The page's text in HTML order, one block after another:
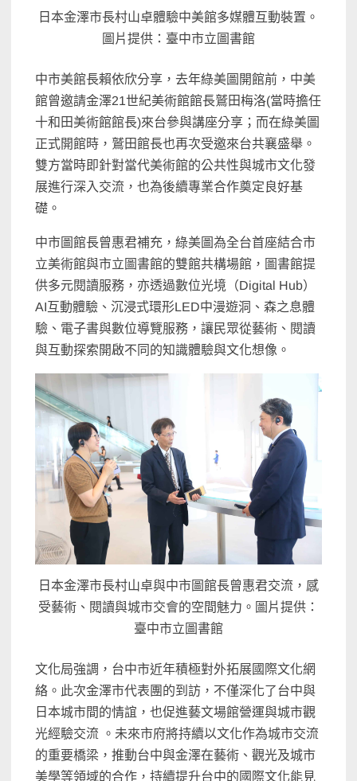
日本金澤市長村山卓體驗中美館多媒體互動裝置。
圖片提供：臺中市立圖書館
中市美館長賴依欣分享，去年綠美圖開館前，中美
館曾邀請金澤21世紀美術館館長鷲田梅洛(當時擔任
十和田美術館館長)來台參與講座分享；而在綠美圖
正式開館時，鷲田館長也再次受邀來台共襄盛舉。
雙方當時即針對當代美術館的公共性與城市文化發
展進行深入交流，也為後續專業合作奠定良好基
礎。
中市圖館長曾惠君補充，綠美圖為全台首座結合市
立美術館與市立圖書館的雙館共構場館，圖書館提
供多元閱讀服務，亦透過數位光境（Digital Hub）
AI互動體驗、沉浸式環形LED中漫遊洞、森之息體
驗、電子書與數位導覽服務，讓民眾從藝術、閱讀
與互動探索開啟不同的知識體驗與文化想像。
日本金澤市長村山卓與中市圖館長曾惠君交流，感
受藝術、閱讀與城市交會的空間魅力。圖片提供：
臺中市立圖書館
文化局強調，台中市近年積極對外拓展國際文化網
絡。此次金澤市代表團的到訪，不僅深化了台中與
日本城市間的情誼，也促進藝文場館營運與城市觀
光經驗交流 。未來市府將持續以文化作為城市交流
的重要橋梁，推動台中與金澤在藝術、觀光及城市
美學等領域的合作，持續提升台中的國際文化能見